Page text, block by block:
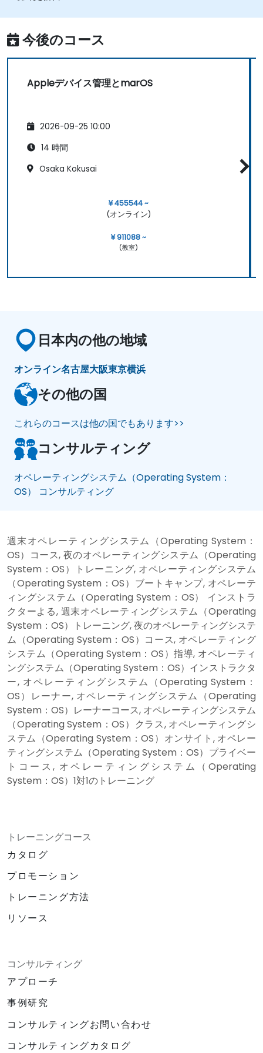
今後のコース
Appleデバイス管理とmarOS
2026-09-25 10:00
14 時間
Osaka Kokusai
¥ 455544 ~
(オンライン)
¥ 911088 ~
(教室)
日本内の他の地域
オンライン名古屋大阪東京横浜
その他の国
これらのコースは他の国でもあります>>
コンサルティング
オペレーティングシステム（Operating System：
OS） コンサルティング
週末オペレーティングシステム（Operating System：
OS）コース, 夜のオペレーティングシステム（Operating
System：OS）トレーニング, オペレーティングシステム
（Operating System：OS）ブートキャンプ, オペレーテ
ィングシステム（Operating System：OS） インストラ
クターよる, 週末オペレーティングシステム（Operating
System：OS）トレーニング, 夜のオペレーティングシステ
ム（Operating System：OS）コース, オペレーティング
システム（Operating System：OS）指導, オペレーティ
ングシステム（Operating System：OS）インストラクタ
ー, オペレーティングシステム（Operating System：
OS）レーナー, オペレーティングシステム（Operating
System：OS）レーナーコース, オペレーティングシステム
（Operating System：OS）クラス, オペレーティングシ
ステム（Operating System：OS）オンサイト, オペレー
ティングシステム（Operating System：OS）プライベー
トコース, オペレーティングシステム（Operating
System：OS）1対1のトレーニング
トレーニングコース
カタログ
プロモーション
トレーニング方法
リソース
コンサルティング
アプローチ
事例研究
コンサルティングお問い合わせ
コンサルティングカタログ